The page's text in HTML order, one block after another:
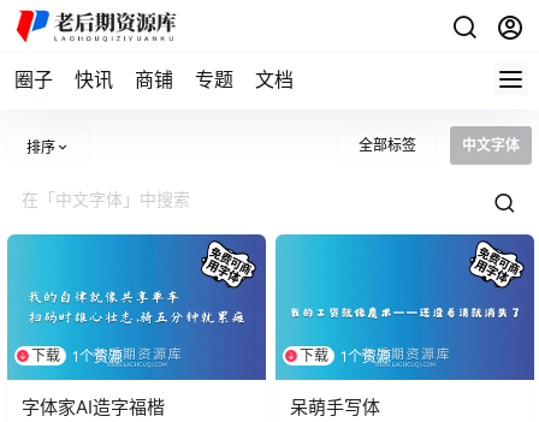
圈子 快讯 商铺 专题 文档
排序 全部标签 中文字体
下载 1个资源
字体家AI造字福楷
下载 1个资源
呆萌手写体